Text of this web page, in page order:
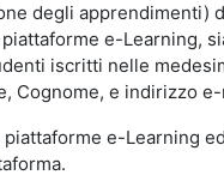
degli
e-Learning,
iscritti nelle
Cognome, e indirizzo
e-Learning